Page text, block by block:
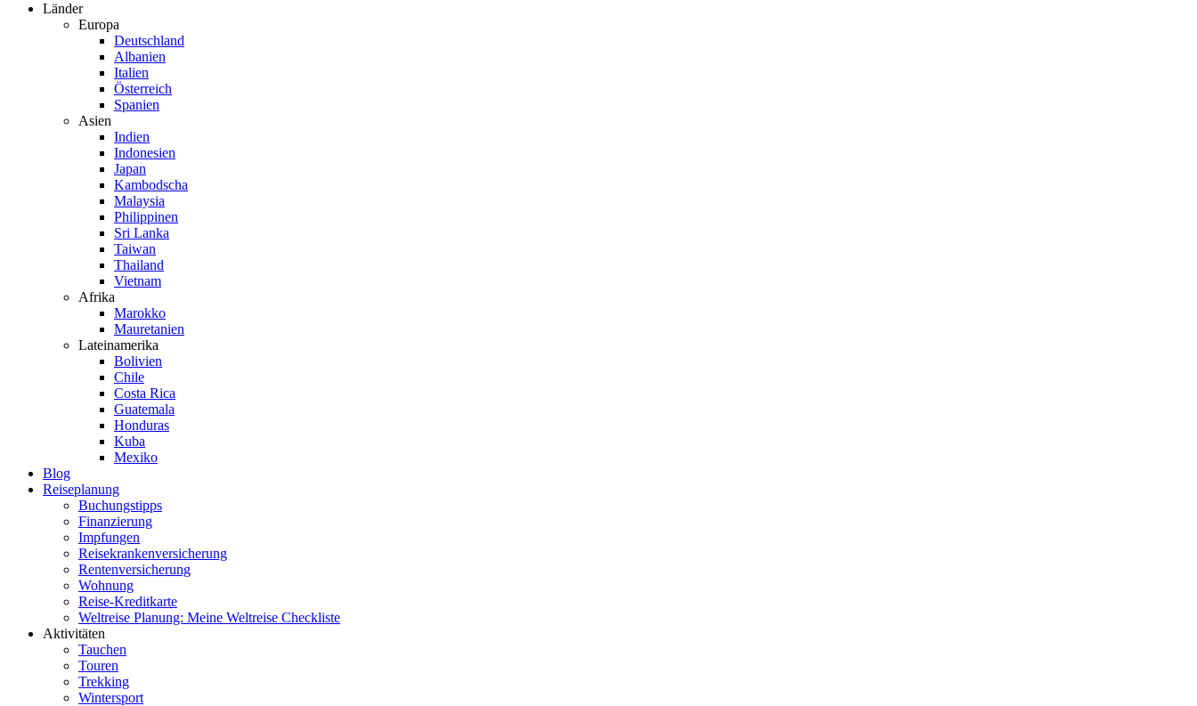
Länder
Europa
Deutschland
Albanien
Italien
Österreich
Spanien
Asien
Indien
Indonesien
Japan
Kambodscha
Malaysia
Philippinen
Sri Lanka
Taiwan
Thailand
Vietnam
Afrika
Marokko
Mauretanien
Lateinamerika
Bolivien
Chile
Costa Rica
Guatemala
Honduras
Kuba
Mexiko
Blog
Reiseplanung
Buchungstipps
Finanzierung
Impfungen
Reisekrankenversicherung
Rentenversicherung
Wohnung
Reise-Kreditkarte
Weltreise Planung: Meine Weltreise Checkliste
Aktivitäten
Tauchen
Touren
Trekking
Wintersport